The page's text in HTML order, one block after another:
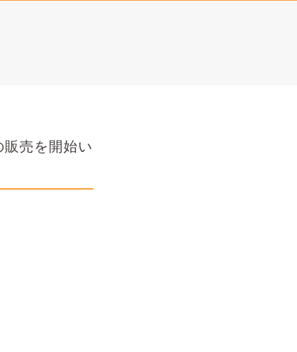
売を開始い